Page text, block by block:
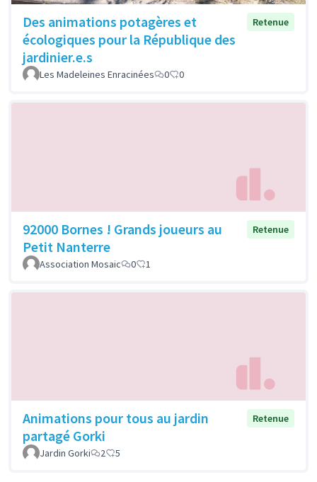
Des animations potagères et
écologiques pour la République des
jardinier.e.s
Retenue
Les Madeleines Enracinées 0 0
92000 Bornes ! Grands joueurs au
Petit Nanterre
Retenue
Association Mosaic 0 1
Animations pour tous au jardin
partagé Gorki
Retenue
Jardin Gorki 2 5